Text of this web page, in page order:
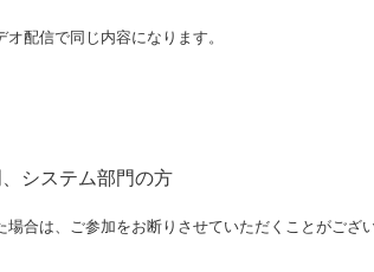
配信で同じ内容になります。
システム部門の方
合は、ご参加をお断りさせていただくことがござ